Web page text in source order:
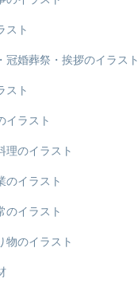
スト
冠婚葬祭・挨拶のイラスト
スト
イラスト
理のイラスト
のイラスト
のイラスト
物のイラスト